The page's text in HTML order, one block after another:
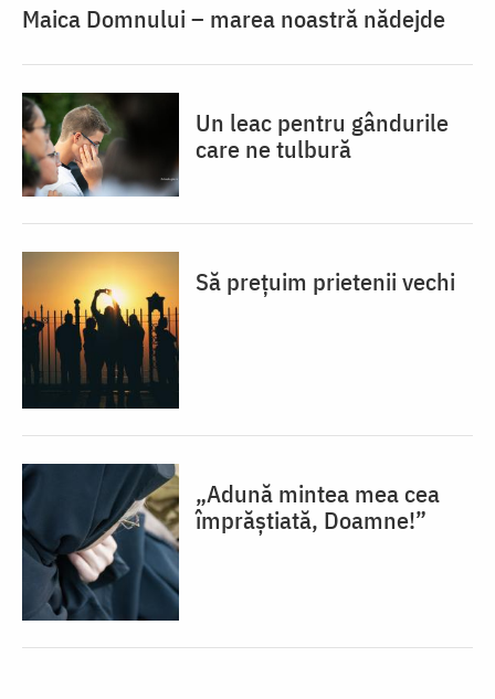
Maica Domnului – marea noastră nădejde
Un leac pentru gândurile
care ne tulbură
Să prețuim prietenii vechi
„Adună mintea mea cea
împrăștiată, Doamne!”